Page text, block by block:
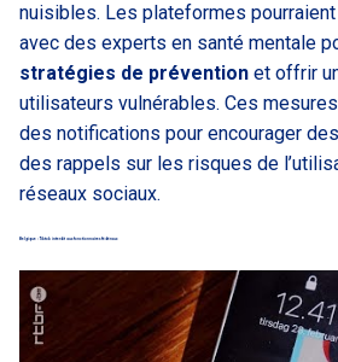
nuisibles. Les plateformes
avec des experts en santé mentale
stratégies de prévention et offrir
utilisateurs vulnérables. Ces
des notifications pour encourager
des rappels sur les risques de
réseaux sociaux.
Belgique : Tiktok interdit aux fonctionnaires fédéraux